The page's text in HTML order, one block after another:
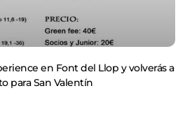
en Font del Llop y volverás a
para San Valentín